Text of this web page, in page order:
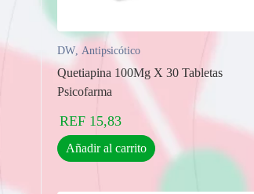
DW, Antipsicótico
Quetiapina 100Mg X 30 Tabletas
Psicofarma
REF 15,83
Añadir al carrito